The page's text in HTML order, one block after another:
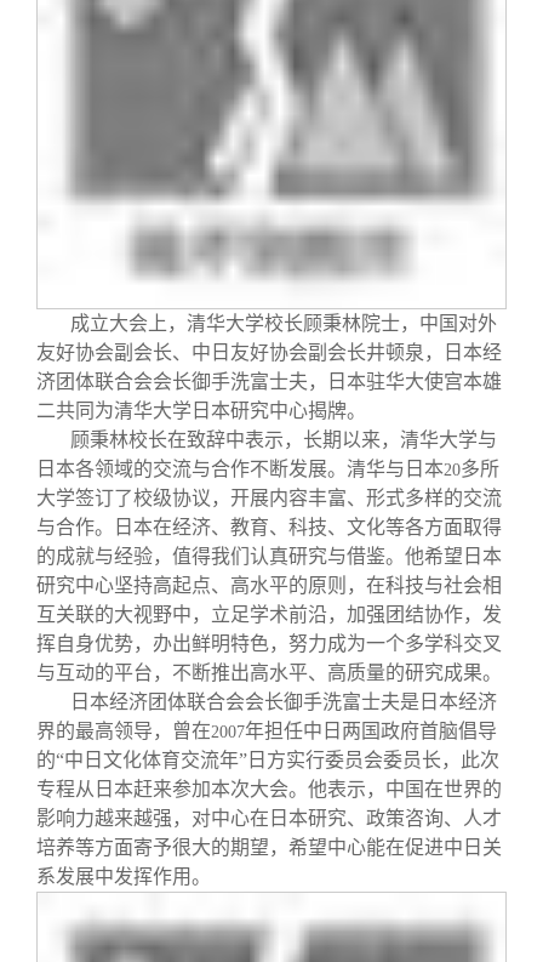
校友讲坛
校友视界
实用信息
总会章程
理事会名单
制度法规
联系我们
成立大会上，清华大学校长顾秉林院士，中国对外
友好协会副会长、中日友好协会副会长井顿泉，日本经
济团体联合会会长御手洗富士夫，日本驻华大使宫本雄
二共同为清华大学日本研究中心揭牌。
顾秉林校长在致辞中表示，长期以来，清华大学与
日本各领域的交流与合作不断发展。清华与日本20多所
大学签订了校级协议，开展内容丰富、形式多样的交流
与合作。日本在经济、教育、科技、文化等各方面取得
的成就与经验，值得我们认真研究与借鉴。他希望日本
研究中心坚持高起点、高水平的原则，在科技与社会相
互关联的大视野中，立足学术前沿，加强团结协作，发
挥自身优势，办出鲜明特色，努力成为一个多学科交叉
与互动的平台，不断推出高水平、高质量的研究成果。
日本经济团体联合会会长御手洗富士夫是日本经济
界的最高领导，曾在2007年担任中日两国政府首脑倡导
的“中日文化体育交流年”日方实行委员会委员长，此次
专程从日本赶来参加本次大会。他表示，中国在世界的
影响力越来越强，对中心在日本研究、政策咨询、人才
培养等方面寄予很大的期望，希望中心能在促进中日关
系发展中发挥作用。